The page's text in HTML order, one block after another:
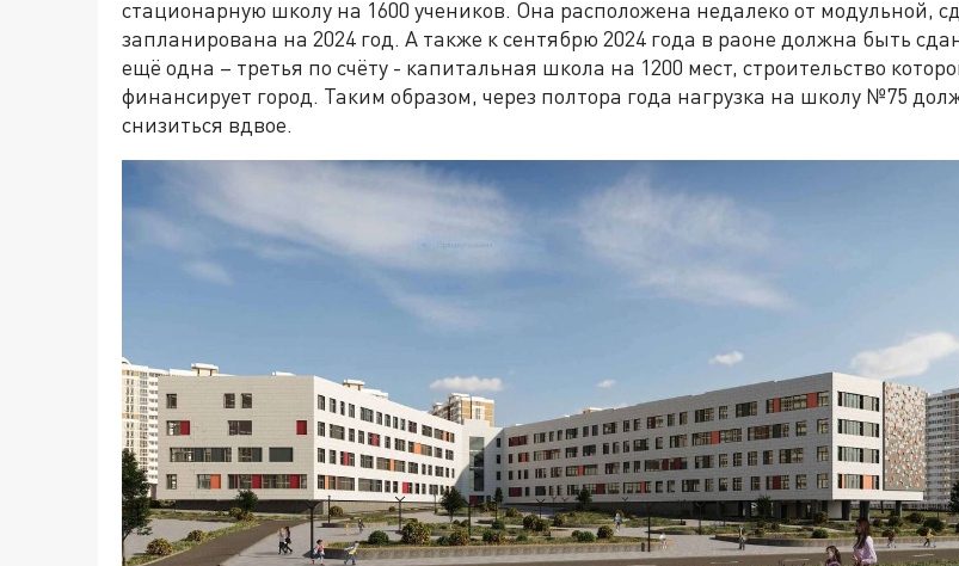
стационарную школу на 1600 учеников. Она расположена недалеко от модульной,
запланирована на 2024 год. А также к сентябрю 2024 года в раоне должна быть
ещё одна – третья по счёту - капитальная школа на 1200 мест, строительство
финансирует город. Таким образом, через полтора года нагрузка на школу №75
снизиться вдвое.